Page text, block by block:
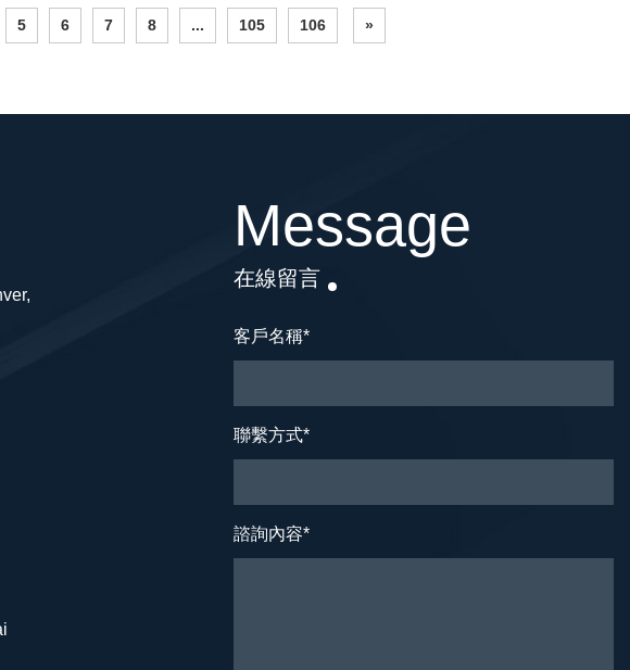
5 6 7 8 ... 105 106 »
Message
在線留言
客戶名稱*
聯繫方式*
諮詢內容*